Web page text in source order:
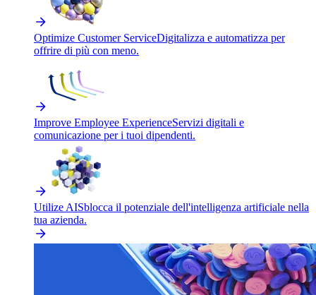
Optimize Customer ServiceDigitalizza e automatizza per
offrire di più con meno.
Improve Employee ExperienceServizi digitali e
comunicazione per i tuoi dipendenti.
Utilize AISblocca il potenziale dell'intelligenza artificiale nella
tua azienda.